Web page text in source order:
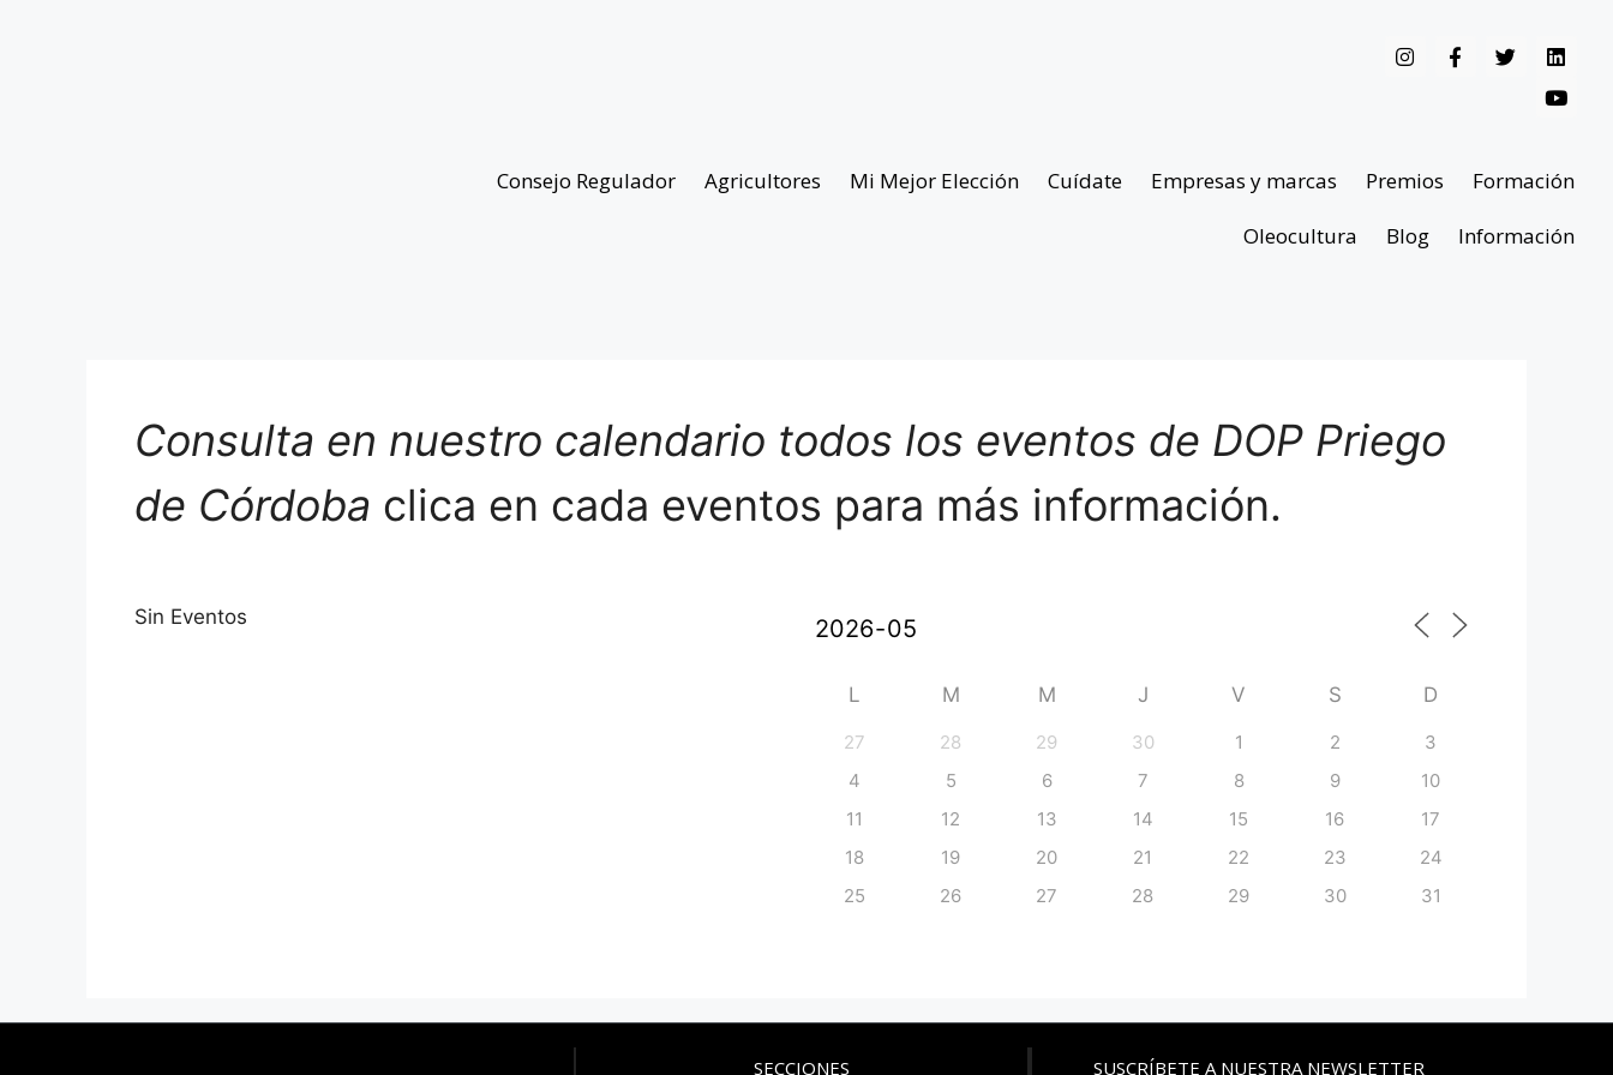
Consejo Regulador Agricultores Mi Mejor Elección Cuídate Empresas y marcas Premios
Formación
Oleocultura
Blog Información
Consulta en nuestro calendario todos los eventos de DOP Priego
de Córdoba clica en cada eventos para más información.
Sin Eventos
L M M J V S D
27 28 29 30 1 2
3
4
5 6 7 8 9
10
11
12 13 14 15 16
17
18
19 20 21 22 23
24
25
26 27 28 29 30 31
SECCIONES SUSCRÍBETE A NUESTRA NEWSLETTER